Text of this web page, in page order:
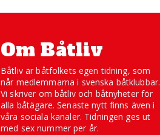
Om Båtliv
Båtliv är båtfolkets egen tidning, som
når medlemmarna i svenska båtklubbar.
Vi skriver om båtliv och båtnyheter för
alla båtägare. Senaste nytt finns även i
våra sociala kanaler. Tidningen ges ut
med sex nummer per år.